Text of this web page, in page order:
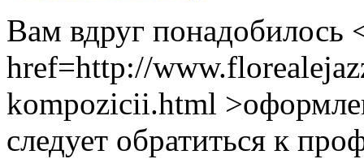
Вам вдруг понадобилось
href=http://
kompozicii.html
следует обратиться к